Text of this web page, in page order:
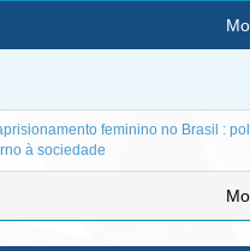
feminino no Brasil :
à sociedade